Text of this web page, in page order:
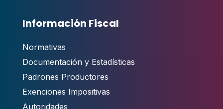
Información Fiscal
Normativas
Documentación y Estadísticas
Padrones Productores
Exenciones Impositivas
Autoridades